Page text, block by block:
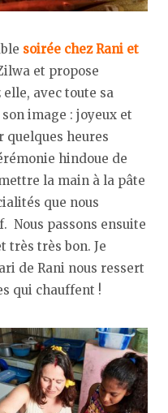
soirée chez Rani et
et propose
avec toute sa
image : joyeux et
quelques heures
hindoue de
la main à la pâte
que nous
Nous passons ensuite
très très bon. Je
de Rani nous ressert
qui chauffent !